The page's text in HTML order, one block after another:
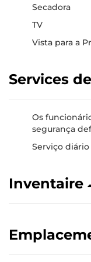
Secadora
TV
Vista para a
Services
Os
segurança
Serviço
Inventaire